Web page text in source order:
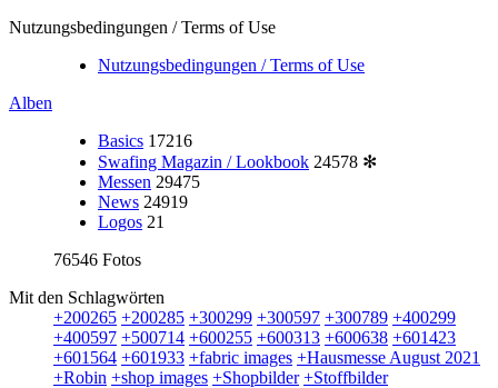
Nutzungsbedingungen / Terms of Use
Nutzungsbedingungen / Terms of Use
Alben
Basics 17216
Swafing Magazin / Lookbook 24578 ✻
Messen 29475
News 24919
Logos 21
76546 Fotos
Mit den Schlagwörten
+200265 +200285 +300299 +300597 +300789 +400299
+400597 +500714 +600255 +600313 +600638 +601423
+601564 +601933 +fabric images +Hausmesse August 2021
+Robin +shop images +Shopbilder +Stoffbilder